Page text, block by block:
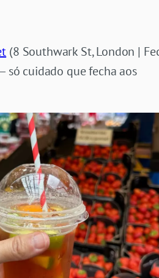
(8 Southwark St, London |
só cuidado que fecha aos